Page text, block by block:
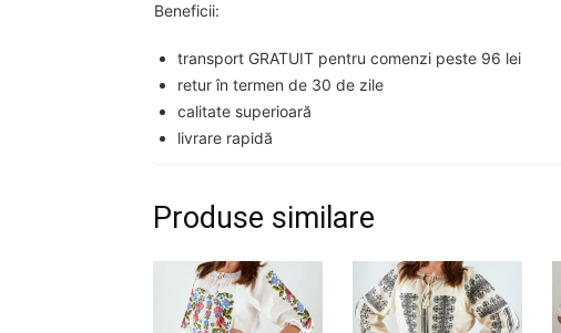
Beneficii:
transport GRATUIT pentru comenzi peste 96 lei
retur în termen de 30 de zile
calitate superioară
livrare rapidă
Produse similare